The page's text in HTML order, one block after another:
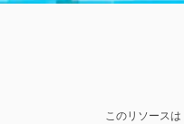
このリソースは